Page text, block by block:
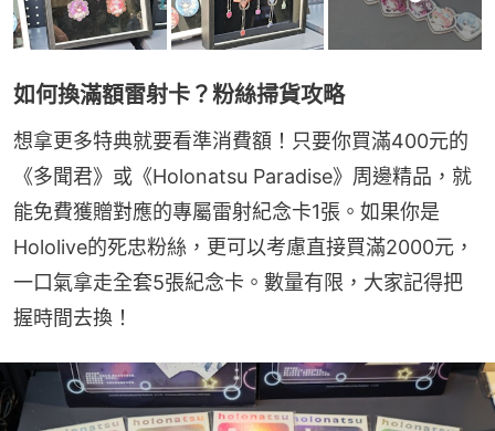
如何換滿額雷射卡？粉絲掃貨攻略
想拿更多特典就要看準消費額！只要你買滿400元的
《多聞君》或《Holonatsu Paradise》周邊精品，就
能免費獲贈對應的專屬雷射紀念卡1張。如果你是
Hololive的死忠粉絲，更可以考慮直接買滿2000元，
一口氣拿走全套5張紀念卡。數量有限，大家記得把
握時間去換！